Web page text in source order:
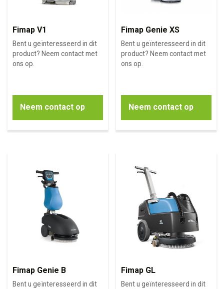
Fimap V1
Bent u geïnteresseerd in dit
product? Neem contact met
ons op.
Neem contact op
Fimap Genie XS
Bent u geïnteresseerd in dit
product? Neem contact met
ons op.
Neem contact op
Fimap Genie B
Bent u geïnteresseerd in dit
Fimap GL
Bent u geïnteresseerd in dit